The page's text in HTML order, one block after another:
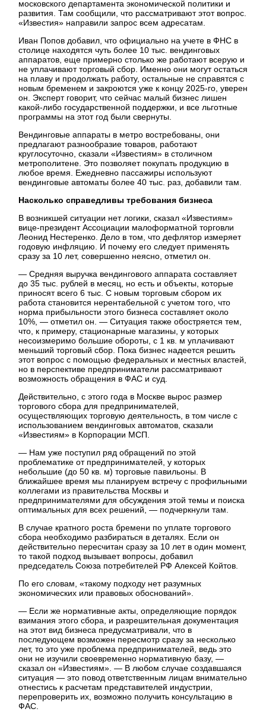
московского департамента экономической политики и
развития. Там сообщили, что рассматривают этот вопрос.
«Известия» направили запрос всем адресатам.
Иван Попов добавил, что официально на учете в ФНС в
столице находятся чуть более 10 тыс. вендинговых
аппаратов, еще примерно столько же работают всерую и
не уплачивают торговый сбор. Именно они могут остаться
на плаву и продолжать работу, остальные не справятся с
новым бременем и закроются уже к концу 2025-го, уверен
он. Эксперт говорит, что сейчас малый бизнес лишен
какой-либо государственной поддержки, и все льготные
программы на этот год были свернуты.
Вендинговые аппараты в метро востребованы, они
предлагают разнообразие товаров, работают
круглосуточно, сказали «Известиям» в столичном
метрополитене. Это позволяет покупать продукцию в
любое время. Ежедневно пассажиры используют
вендинговые автоматы более 40 тыс. раз, добавили там.
Насколько справедливы требования бизнеса
В возникшей ситуации нет логики, сказал «Известиям»
вице-президент Ассоциации малоформатной торговли
Леонид Нестеренко. Дело в том, что дефлятор измеряет
годовую инфляцию. И почему его следует применять
сразу за 10 лет, совершенно неясно, отметил он.
— Средняя выручка вендингового аппарата составляет
до 35 тыс. рублей в месяц, но есть и объекты, которые
приносят всего 6 тыс. С новым торговым сбором их
работа становится нерентабельной с учетом того, что
норма прибыльности этого бизнеса составляет около
10%, — отметил он. — Ситуация также обостряется тем,
что, к примеру, стационарные магазины, у которых
несоизмеримо большие обороты, с 1 кв. м уплачивают
меньший торговый сбор. Пока бизнес надеется решить
этот вопрос с помощью федеральных и местных властей,
но в перспективе предприниматели рассматривают
возможность обращения в ФАС и суд.
Действительно, с этого года в Москве вырос размер
торгового сбора для предпринимателей,
осуществляющих торговую деятельность, в том числе с
использованием вендинговых автоматов, сказали
«Известиям» в Корпорации МСП.
— Нам уже поступил ряд обращений по этой
проблематике от предпринимателей, у которых
небольшие (до 50 кв. м) торговые павильоны. В
ближайшее время мы планируем встречу с профильными
коллегами из правительства Москвы и
предпринимателями для обсуждения этой темы и поиска
оптимальных для всех решений, — подчеркнули там.
В случае кратного роста бремени по уплате торгового
сбора необходимо разбираться в деталях. Если он
действительно пересчитан сразу за 10 лет в один момент,
то такой подход вызывает вопросы, добавил
председатель Союза потребителей РФ Алексей Койтов.
По его словам, «такому подходу нет разумных
экономических или правовых обоснований».
— Если же нормативные акты, определяющие порядок
взимания этого сбора, и разрешительная документация
на этот вид бизнеса предусматривали, что в
последующем возможен пересмотр сразу за несколько
лет, то это уже проблема предпринимателей, ведь это
они не изучили своевременно нормативную базу, —
сказал он «Известиям». — В любом случае создавшаяся
ситуация — это повод ответственным лицам внимательно
отнестись к расчетам представителей индустрии,
перепроверить их, возможно получить консультацию в
ФАС.